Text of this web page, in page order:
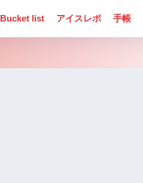
Bucket list アイスレポ 手帳